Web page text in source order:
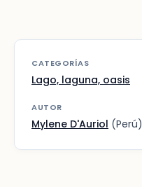
CATEGORÍAS
Lago, laguna, oasis
AUTOR
Mylene D'Auriol (Perú)